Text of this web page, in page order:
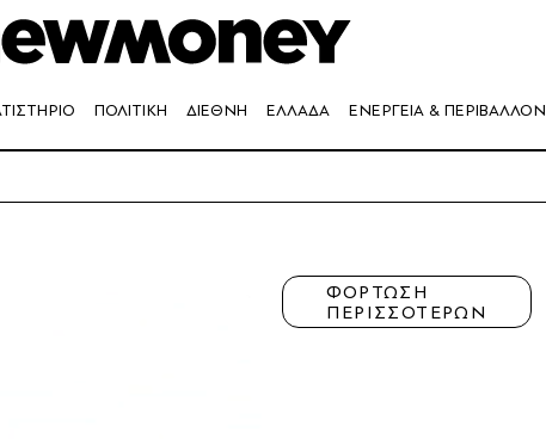
ΠΟΛΙΤΙΚΗ ΔΙΕΘΝΗ ΕΛΛΑΔΑ ΕΝΕΡΓΕΙΑ & ΠΕΡΙΒΑΛΛΟΝ
ΦΟΡΤΩΣΗ
ΠΕΡΙΣΣΟΤΕΡΩΝ